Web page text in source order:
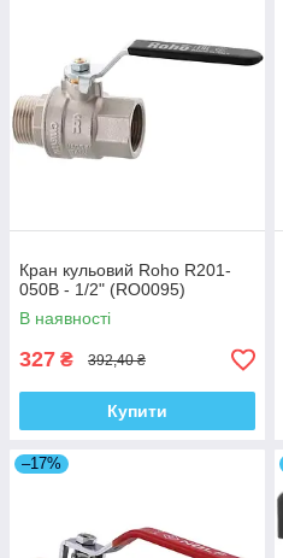
Кран кульовий Roho R201-
050B - 1/2" (RO0095)
В наявності
327 ₴ 392,40 ₴
Купити
–17%